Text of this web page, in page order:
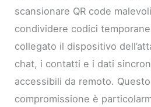
scansionare QR code
condividere codici
collegato il dispositivo
chat, i contatti e i dati
accessibili da remoto.
compromissione è